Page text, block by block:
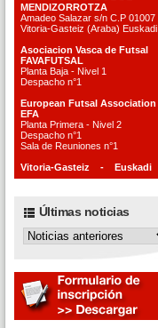
MENDIZORROTZA
Amadeo Salazar s/n C.P 01007
Vitoria-Gasteiz (Araba) Euskadi
Asociacion Vasca de Futsal
FAVAFUTSAL
Planta Baja - Nivel 1
Despacho n°1
European Futsal Association
EFA
Planta Primera - Nivel 2
Despacho n°1
Sala de Reuniones n°1
Vitoria-Gasteiz - Euskadi
Últimas noticias